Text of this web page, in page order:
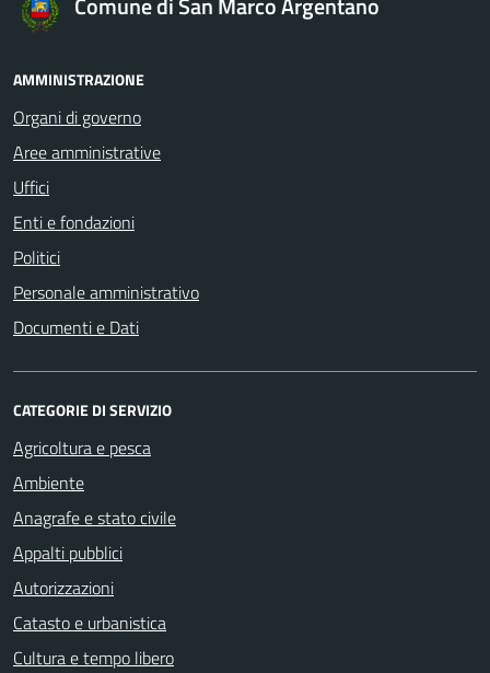
AMMINISTRAZIONE
Organi di governo
Aree amministrative
Uffici
Enti e fondazioni
Politici
Personale amministrativo
Documenti e Dati
CATEGORIE DI SERVIZIO
Agricoltura e pesca
Ambiente
Anagrafe e stato civile
Appalti pubblici
Autorizzazioni
Catasto e urbanistica
Cultura e tempo libero